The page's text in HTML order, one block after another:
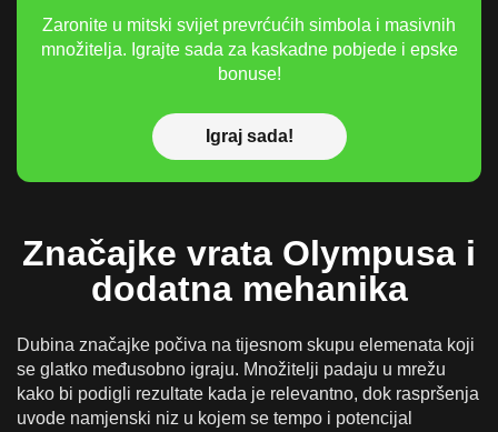
Zaronite u mitski svijet prevrćućih simbola i masivnih
množitelja. Igrajte sada za kaskadne pobjede i epske
bonuse!
Igraj sada!
Značajke vrata Olympusa i
dodatna mehanika
Dubina značajke počiva na tijesnom skupu elemenata koji
se glatko međusobno igraju. Množitelji padaju u mrežu
kako bi podigli rezultate kada je relevantno, dok raspršenja
uvode namjenski niz u kojem se tempo i potencijal